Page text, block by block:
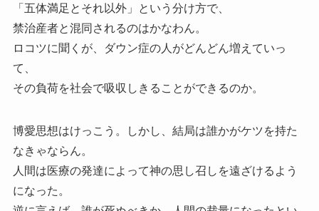
「五体満足とそれ以外」という分け方で、
禁治産者と混同されるのはかなわん。
ロコツに聞くが、ダウン症の人がどんどん増えていっ
て、
その負荷を社会で吸収しきることができるのか。
博愛思想はけっこう。しかし、結局は誰かがケツを持た
なきゃならん。
人間は医療の発達によって神の思し召しを遠ざけるよう
になった。